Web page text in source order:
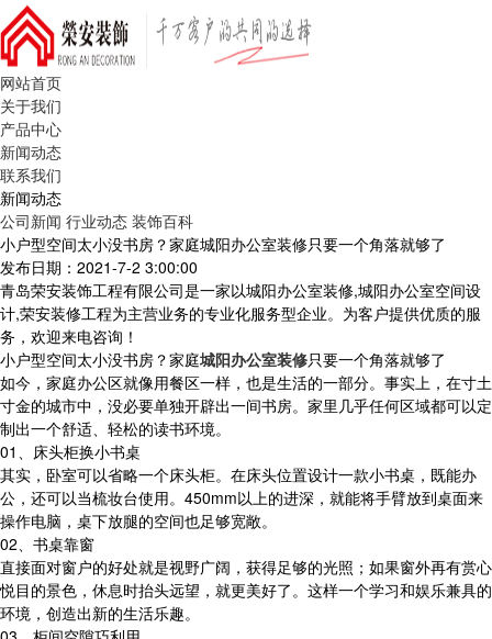
网站首页
关于我们
产品中心
新闻动态
联系我们
新闻动态
公司新闻 行业动态 装饰百科
小户型空间太小没书房？家庭城阳办公室装修只要一个角落就够了
发布日期：2021-7-2 3:00:00
青岛荣安装饰工程有限公司是一家以城阳办公室装修,城阳办公室空间设
计,荣安装修工程为主营业务的专业化服务型企业。为客户提供优质的服
务，欢迎来电咨询！
小户型空间太小没书房？家庭城阳办公室装修只要一个角落就够了
如今，家庭办公区就像用餐区一样，也是生活的一部分。事实上，在寸土
寸金的城市中，没必要单独开辟出一间书房。家里几乎任何区域都可以定
制出一个舒适、轻松的读书环境。
01、床头柜换小书桌
其实，卧室可以省略一个床头柜。在床头位置设计一款小书桌，既能办
公，还可以当梳妆台使用。450mm以上的进深，就能将手臂放到桌面来
操作电脑，桌下放腿的空间也足够宽敞。
02、书桌靠窗
直接面对窗户的好处就是视野广阔，获得足够的光照；如果窗外再有赏心
悦目的景色，休息时抬头远望，就更美好了。这样一个学习和娱乐兼具的
环境，创造出新的生活乐趣。